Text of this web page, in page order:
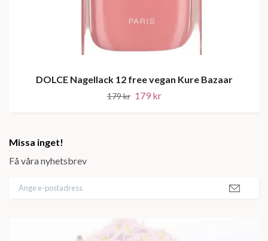
Missa inget!
Få våra nyhetsbrev
DOLCE Nagellack 12 free vegan Kure Bazaar
179 kr 179 kr